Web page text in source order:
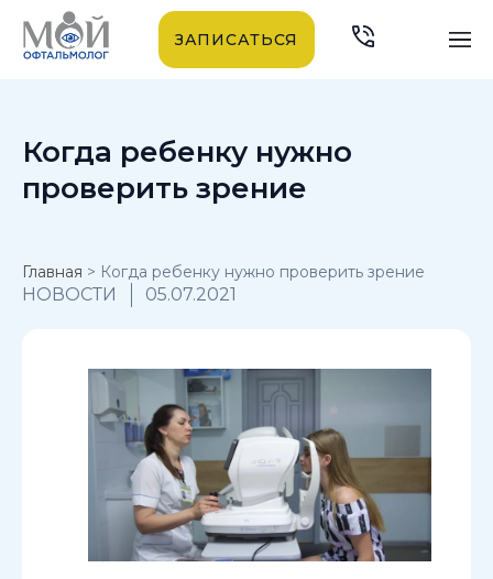
ЗАПИСАТЬСЯ
Когда ребенку нужно
проверить зрение
Главная > Когда ребенку нужно проверить зрение
НОВОСТИ 05.07.2021